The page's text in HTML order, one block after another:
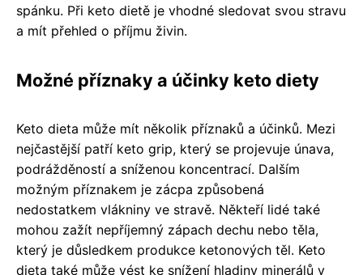
spánku. Při keto dietě je vhodné sledovat svou stravu
a mít přehled o příjmu živin.
Možné příznaky a účinky keto diety
Keto dieta může mít několik příznaků a účinků. Mezi
nejčastější patří keto grip, který se projevuje únava,
podrážděností a sníženou koncentrací. Dalším
možným příznakem je zácpa způsobená
nedostatkem vlákniny ve stravě. Někteří lidé také
mohou zažít nepříjemný zápach dechu nebo těla,
který je důsledkem produkce ketonových těl. Keto
dieta také může vést ke snížení hladiny minerálů v